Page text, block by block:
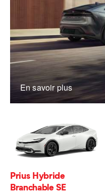
En savoir plus
Prius Hybride
Branchable SE